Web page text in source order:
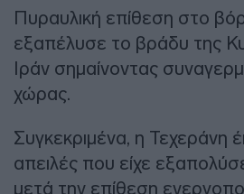
Πυραυλική επίθεση στο
εξαπέλυσε το βράδυ της
Ιράν σημαίνοντας
χώρας.
Συγκεκριμένα, η Τεχεράνη
απειλές που είχε
μετά την επίθεση